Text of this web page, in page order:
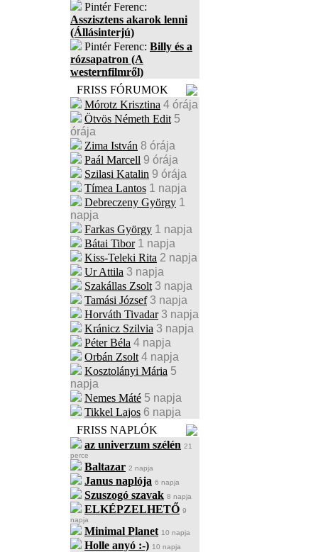
Pintér Ferenc:
Asszisztens akarok lenni
(Állásinterjú)
Pintér Ferenc: Billy és a
rózsapatron (A
westernfilmről)
FRISS FÓRUMOK
Mórotz Krisztina 4 órája
Ötvös Németh Edit 5
órája
Zima István 8 órája
Paál Marcell 9 órája
Szilasi Katalin 9 órája
Tímea Lantos 1 napja
Debreczeny György 1
napja
Farkas György 1 napja
Bátai Tibor 1 napja
Kiss-Teleki Rita 2 napja
Ur Attila 3 napja
Szakállas Zsolt 3 napja
Tamási József 3 napja
Horváth Tivadar 3 napja
Kránicz Szilvia 3 napja
Péter Béla 4 napja
Orbán Zsolt 4 napja
Kosztolányi Mária 5
napja
Nemes Máté 5 napja
Tikkel Lajos 6 napja
FRISS NAPLÓK
az univerzum szélén 21
perce
Baltazar 2 napja
Janus naplója 6 napja
Szuszogó szavak 8 napja
ELKÉPZELHETŐ 9
napja
Minimal Planet 10 napja
Holle anyó :-) 10 napja